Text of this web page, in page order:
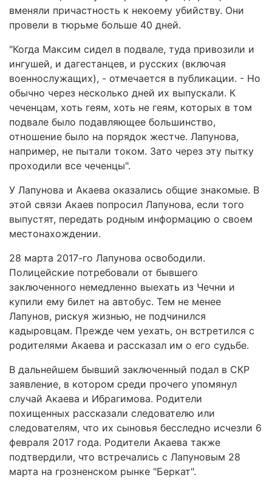
вменяли причастность к некоему убийству. Они
провели в тюрьме больше 40 дней.
"Когда Максим сидел в подвале, туда привозили и
ингушей, и дагестанцев, и русских (включая
военнослужащих), - отмечается в публикации. - Но
обычно через несколько дней их выпускали. К
чеченцам, хоть геям, хоть не геям, которых в том
подвале было подавляющее большинство,
отношение было на порядок жестче. Лапунова,
например, не пытали током. Зато через эту пытку
проходили все чеченцы".
У Лапунова и Акаева оказались общие знакомые. В
этой связи Акаев попросил Лапунова, если того
выпустят, передать родным информацию о своем
местонахождении.
28 марта 2017-го Лапунова освободили.
Полицейские потребовали от бывшего
заключенного немедленно выехать из Чечни и
купили ему билет на автобус. Тем не менее
Лапунов, рискуя жизнью, не подчинился
кадыровцам. Прежде чем уехать, он встретился с
родителями Акаева и рассказал им о его судьбе.
В дальнейшем бывший заключенный подал в СКР
заявление, в котором среди прочего упомянул
случай Акаева и Ибрагимова. Родители
похищенных рассказали следователю или
следователям, что их сыновья бесследно исчезли 6
февраля 2017 года. Родители Акаева также
подтвердили, что встречались с Лапуновым 28
марта на грозненском рынке "Беркат".